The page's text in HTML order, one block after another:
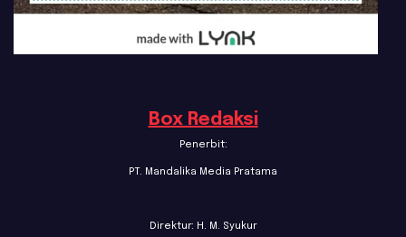
Box Redaksi
Penerbit:
PT. Mandalika Media Pratama
Direktur: H. M. Syukur